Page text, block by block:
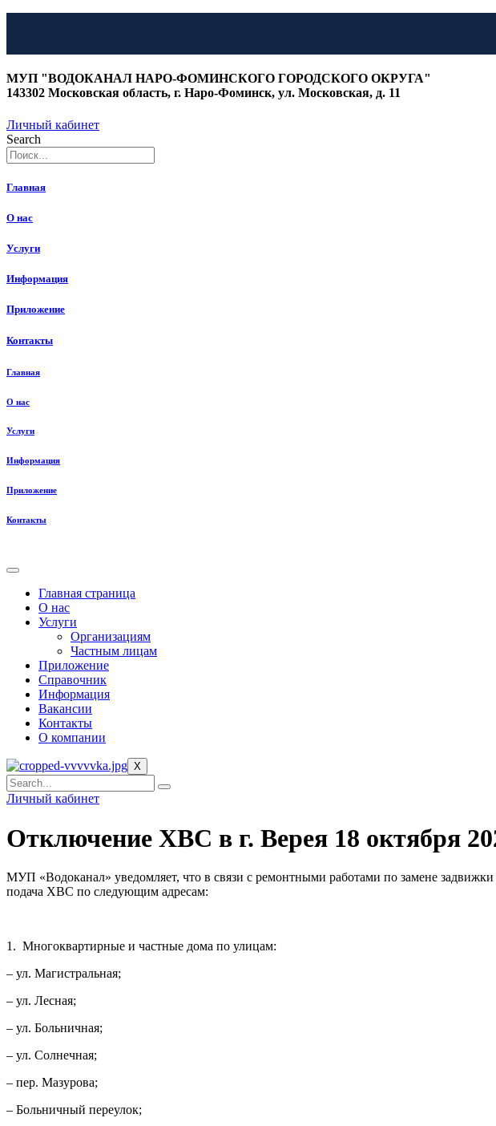
к
содержимому
МУП "ВОДОКАНАЛ НАРО-ФОМИНСКОГО ГОРОДСКОГО ОКРУГА"
143302 Московская область, г. Наро-Фоминск, ул. Московская, д. 11
Личный кабинет
Search
Главная
О нас
Услуги
Информация
Приложение
Контакты
Главная
О нас
Услуги
Информация
Приложение
Контакты
Главная страница
О нас
Услуги
Организациям
Частным лицам
Приложение
Справочник
Информация
Вакансии
Контакты
О компании
X
Личный кабинет
Отключение ХВС в г. Верея 18 октября
МУП «Водоканал» уведомляет, что в связи с ремонтными работами по замене задвижки
подача ХВС по следующим адресам:
1. Многоквартирные и частные дома по улицам:
– ул. Магистральная;
– ул. Лесная;
– ул. Больничная;
– ул. Солнечная;
– пер. Мазурова;
– Больничный переулок;